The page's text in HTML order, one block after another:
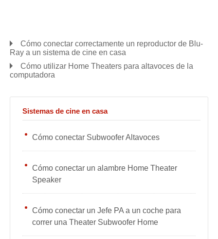
Cómo conectar correctamente un reproductor de Blu-
Ray a un sistema de cine en casa
Cómo utilizar Home Theaters para altavoces de la
computadora
Sistemas de cine en casa
Cómo conectar Subwoofer Altavoces
Cómo conectar un alambre Home Theater
Speaker
Cómo conectar un Jefe PA a un coche para
correr una Theater Subwoofer Home